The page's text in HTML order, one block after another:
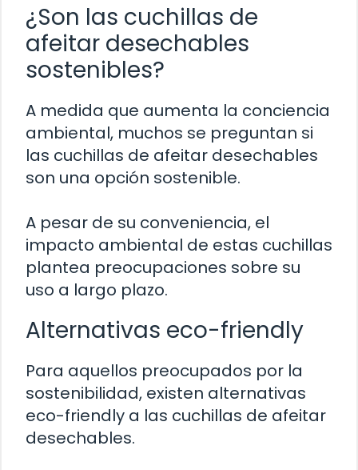
¿Son las cuchillas de
afeitar desechables
sostenibles?
A medida que aumenta la conciencia
ambiental, muchos se preguntan si
las cuchillas de afeitar desechables
son una opción sostenible.
A pesar de su conveniencia, el
impacto ambiental de estas cuchillas
plantea preocupaciones sobre su
uso a largo plazo.
Alternativas eco-friendly
Para aquellos preocupados por la
sostenibilidad, existen alternativas
eco-friendly a las cuchillas de afeitar
desechables.